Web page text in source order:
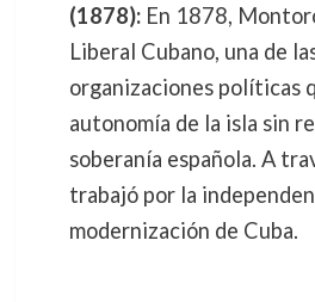
(1878):En 1878,
Liberal Cubano, una de
organizaciones políticas
autonomía de la isla sin
soberanía española. A
trabajó por la
modernización de Cuba.